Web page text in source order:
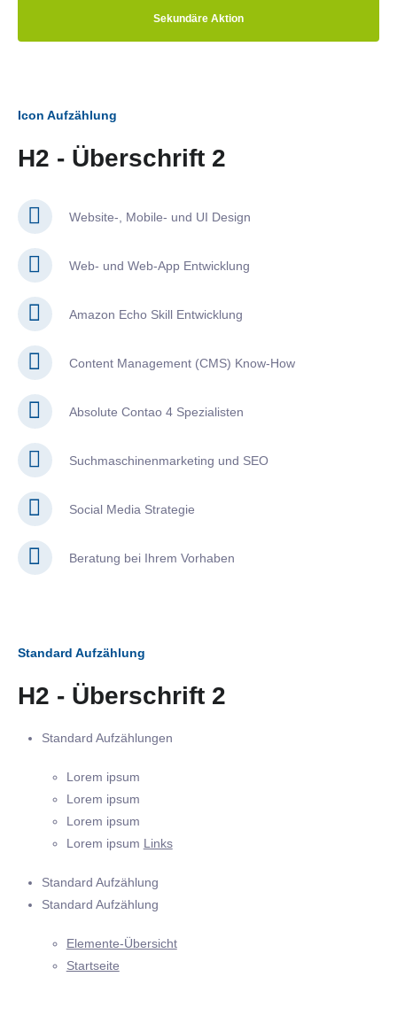
Sekundäre Aktion
Icon Aufzählung
H2 - Überschrift 2
Website-, Mobile- und UI Design
Web- und Web-App Entwicklung
Amazon Echo Skill Entwicklung
Content Management (CMS) Know-How
Absolute Contao 4 Spezialisten
Suchmaschinenmarketing und SEO
Social Media Strategie
Beratung bei Ihrem Vorhaben
Standard Aufzählung
H2 - Überschrift 2
Standard Aufzählungen
Lorem ipsum
Lorem ipsum
Lorem ipsum
Lorem ipsum Links
Standard Aufzählung
Standard Aufzählung
Elemente-Übersicht
Startseite